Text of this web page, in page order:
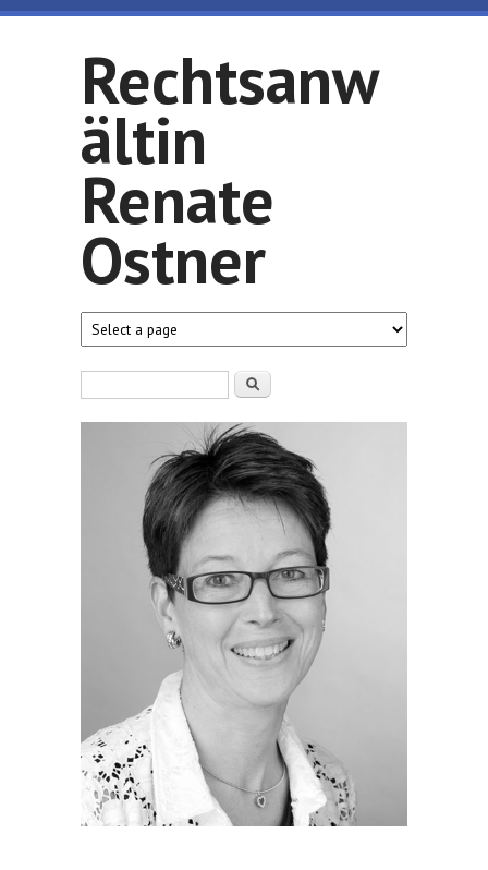
Direkt zum Inhalt
Rechtsanw
ältin
Renate
Ostner
Suche